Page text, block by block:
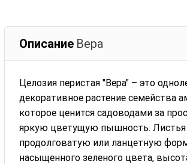
Описание Вера
Целозия перистая "Вера" – это
декоративное растение семейства
которое ценится садоводами за
яркую цветущую пышность.
продолговатую или ланцетную
насыщенного зеленого цвета,